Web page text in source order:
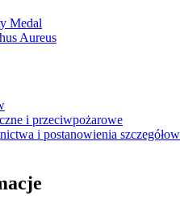
Medal
Aureus
i przeciwpożarowe
i postanowienia